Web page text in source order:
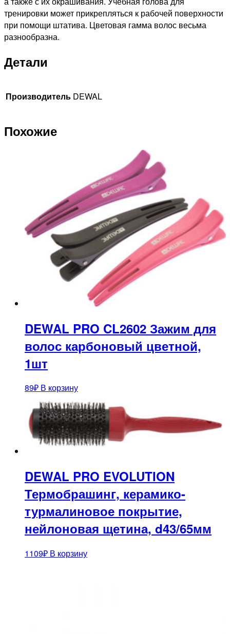
тренировки может прикрепляться к рабочей поверхности
при помощи штатива. Цветовая гамма волос весьма
разнообразна.
Детали
Производитель DEWAL
Похожие
DEWAL PRO CL2602 Зажим для
волос карбоновый цветной,
1шт
89₽ В корзину
DEWAL PRO EVOLUTION
Термобрашинг, керамико-
турмалиновое покрытие,
нейлоновая щетина, d43/65мм
1109₽ В корзину